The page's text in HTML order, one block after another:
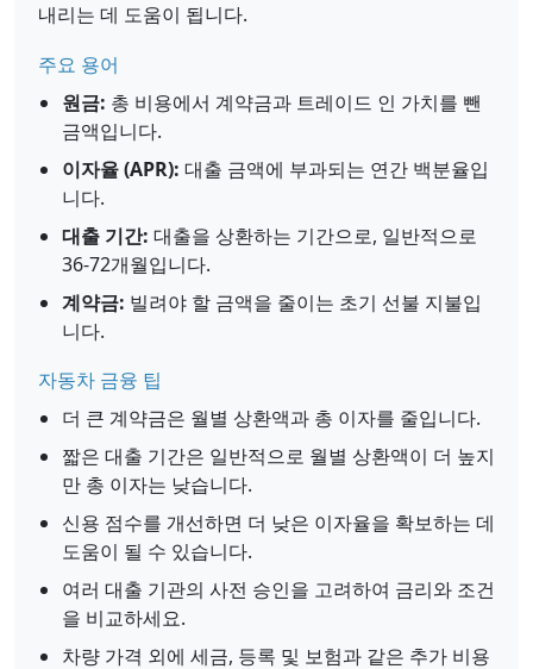
내리는 데 도움이 됩니다.
주요 용어
원금: 총 비용에서 계약금과 트레이드 인 가치를 뺀
금액입니다.
이자율 (APR): 대출 금액에 부과되는 연간 백분율입
니다.
대출 기간: 대출을 상환하는 기간으로, 일반적으로
36-72개월입니다.
계약금: 빌려야 할 금액을 줄이는 초기 선불 지불입
니다.
자동차 금융 팁
더 큰 계약금은 월별 상환액과 총 이자를 줄입니다.
짧은 대출 기간은 일반적으로 월별 상환액이 더 높지
만 총 이자는 낮습니다.
신용 점수를 개선하면 더 낮은 이자율을 확보하는 데
도움이 될 수 있습니다.
여러 대출 기관의 사전 승인을 고려하여 금리와 조건
을 비교하세요.
차량 가격 외에 세금, 등록 및 보험과 같은 추가 비용